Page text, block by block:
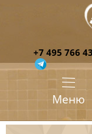
+7 495 766
Меню